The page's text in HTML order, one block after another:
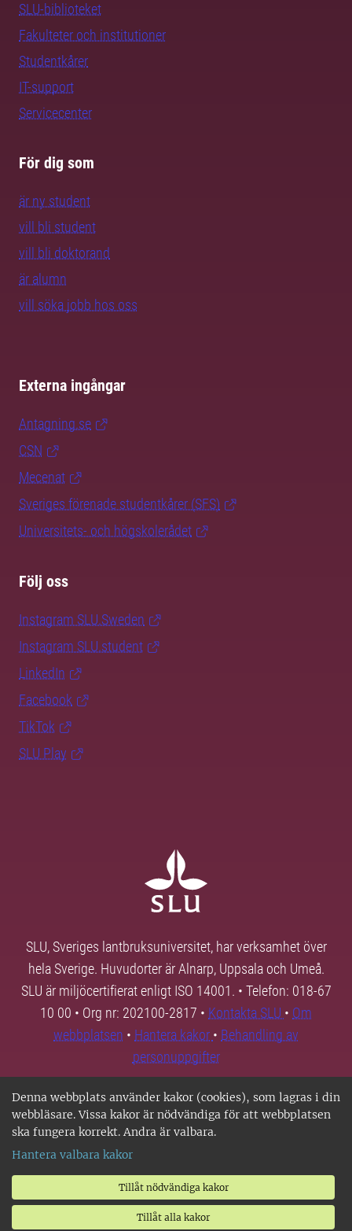
Denna webbplats använder kakor (cookies), som lagras i din
webbläsare. Vissa kakor är nödvändiga för att webbplatsen
ska fungera korrekt. Andra är valbara.
Hantera valbara kakor
Tillåt nödvändiga kakor
Tillåt alla kakor
SLU-biblioteket
Fakulteter och institutioner
Studentkårer
IT-support
Servicecenter
För dig som
är ny student
vill bli student
vill bli doktorand
är alumn
vill söka jobb hos oss
Externa ingångar
Antagning.se
CSN
Mecenat
Sveriges förenade studentkårer (SFS)
Universitets- och högskolerådet
Följ oss
Instagram SLU.Sweden
Instagram SLU.student
LinkedIn
Facebook
TikTok
SLU Play
SLU, Sveriges lantbruksuniversitet, har verksamhet över
hela Sverige. Huvudorter är Alnarp, Uppsala och Umeå.
SLU är miljöcertifierat enligt ISO 14001. • Telefon: 018-67
10 00 • Org nr: 202100-2817 • Kontakta SLU • Om
webbplatsen • Hantera kakor • Behandling av
personuppgifter